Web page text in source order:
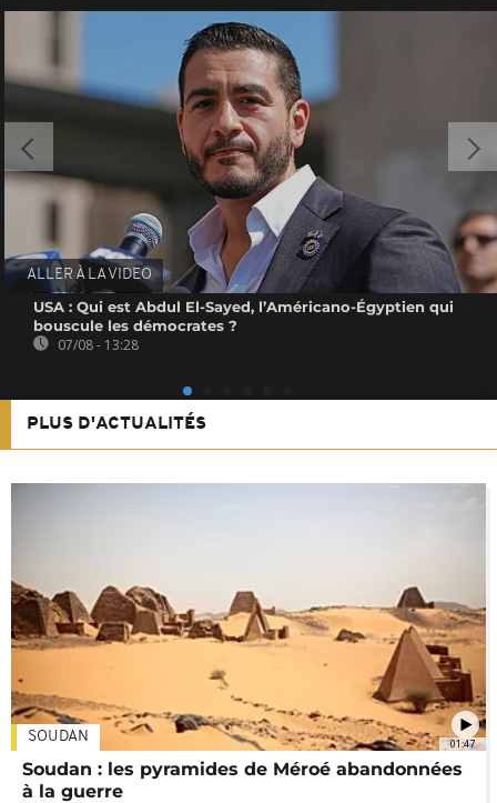
ALLER À LA VIDEO
USA : Qui est Abdul El-Sayed, l’Américano-Égyptien qui
bouscule les démocrates ?
07/08 - 13:28
PLUS D'ACTUALITÉS
01:47
SOUDAN
Soudan : les pyramides de Méroé abandonnées
à la guerre